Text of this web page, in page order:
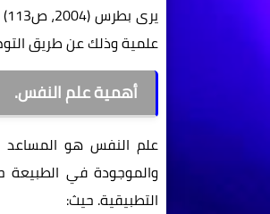
يرى بطرس (2004، ص113) إن
علمية وذلك عن طريق
أهمية علم النفس.
علم النفس هو المساعد
والموجودة في الطبيعة
التطبيقية. حيث: